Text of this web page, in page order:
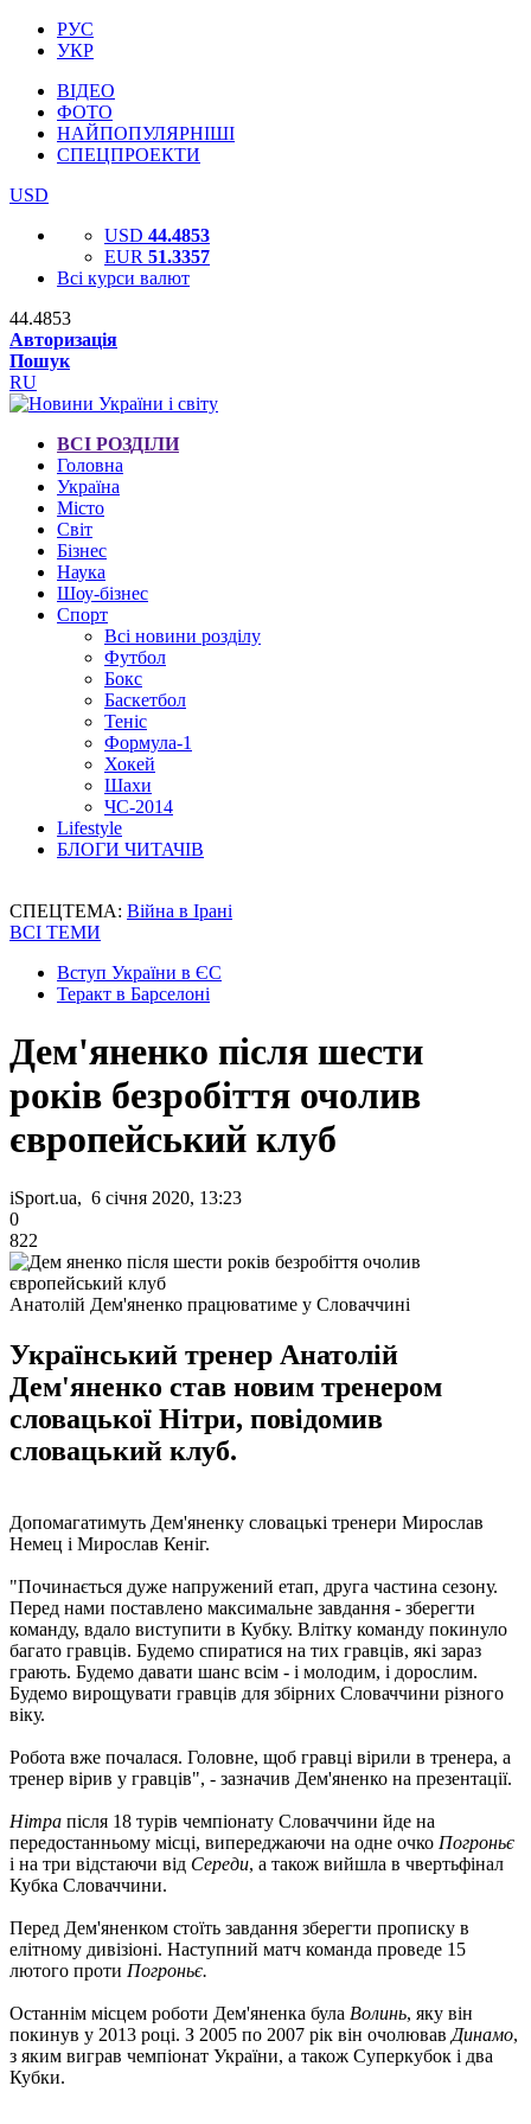
РУС
УКР
ВІДЕО
ФОТО
НАЙПОПУЛЯРНІШІ
СПЕЦПРОЕКТИ
USD
USD 44.4853
EUR 51.3357
Всі курси валют
44.4853
Авторизація
Пошук
RU
ВСІ РОЗДІЛИ
Головна
Україна
Місто
Світ
Бізнес
Наука
Шоу-бізнес
Спорт
Всі новини розділу
Футбол
Бокс
Баскетбол
Теніс
Формула-1
Хокей
Шахи
ЧС-2014
Lifestyle
БЛОГИ ЧИТАЧІВ
СПЕЦТЕМА: Війна в Ірані
ВСІ ТЕМИ
Вступ України в ЄС
Теракт в Барселоні
Дем'яненко після шести
років безробіття очолив
європейський клуб
iSport.ua, 6 січня 2020, 13:23
0
822
Анатолій Дем'яненко працюватиме у Словаччині
Український тренер Анатолій
Дем'яненко став новим тренером
словацької Нітри, повідомив
словацький клуб.
Допомагатимуть Дем'яненку словацькі тренери Мирослав
Немец і Мирослав Кеніг.
"Починається дуже напружений етап, друга частина сезону.
Перед нами поставлено максимальне завдання - зберегти
команду, вдало виступити в Кубку. Влітку команду покинуло
багато гравців. Будемо спиратися на тих гравців, які зараз
грають. Будемо давати шанс всім - і молодим, і дорослим.
Будемо вирощувати гравців для збірних Словаччини різного
віку.
Робота вже почалася. Головне, щоб гравці вірили в тренера, а
тренер вірив у гравців", - зазначив Дем'яненко на презентації.
Нітра після 18 турів чемпіонату Словаччини йде на
передостанньому місці, випереджаючи на одне очко Погроньє
і на три відстаючи від Середи, а також вийшла в чвертьфінал
Кубка Словаччини.
Перед Дем'яненком стоїть завдання зберегти прописку в
елітному дивізіоні. Наступний матч команда проведе 15
лютого проти Погроньє.
Останнім місцем роботи Дем'яненка була Волинь, яку він
покинув у 2013 році. З 2005 по 2007 рік він очолював Динамо,
з яким виграв чемпіонат України, а також Суперкубок і два
Кубки.